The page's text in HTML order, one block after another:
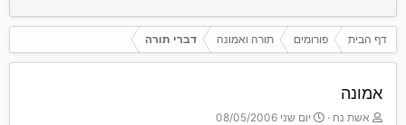
דף הבית פורומים תורה ואמונה דברי תורה
אמונה
T
אשת נח
תיום שני 08/05/2006